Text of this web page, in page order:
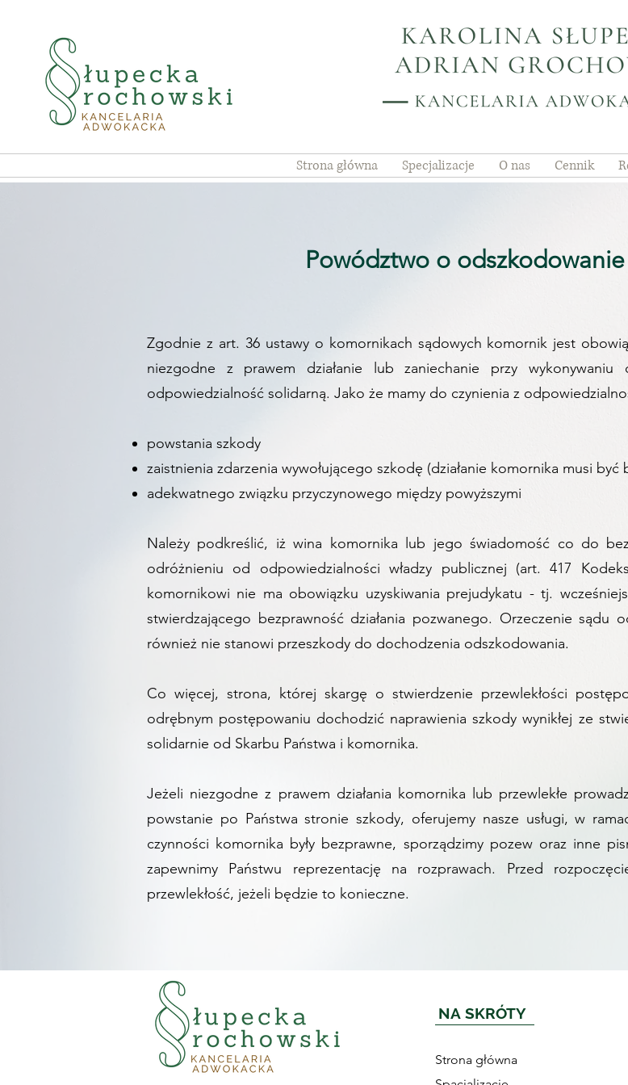
Strona główna Specjalizacje O nas Cennik
Powództwo o
Zgodnie z art. 36 ustawy o komornikach sądowych komornik jest
niezgodne z prawem działanie lub zaniechanie przy
odpowiedzialność solidarną. Jako że mamy do czynienia z
powstania szkody
zaistnienia zdarzenia wywołującego szkodę (działanie komornika musi być
adekwatnego związku przyczynowego między powyższymi
Należy podkreślić, iż wina komornika lub jego świadomość co do
odróżnieniu od odpowiedzialności władzy publicznej (art. 417
komornikowi nie ma obowiązku uzyskiwania prejudykatu - tj.
stwierdzającego bezprawność działania pozwanego. Orzeczenie sądu
również nie stanowi przeszkody do dochodzenia odszkodowania.
Co więcej, strona, której skargę o stwierdzenie przewlekłości
odrębnym postępowaniu dochodzić naprawienia szkody wynikłej ze
solidarnie od Skarbu Państwa i komornika.
Jeżeli niezgodne z prawem działania komornika lub przewlekłe
powstanie po Państwa stronie szkody, oferujemy nasze usługi, w
czynności komornika były bezprawne, sporządzimy pozew oraz inne
zapewnimy Państwu reprezentację na rozprawach. Przed
przewlekłość, jeżeli będzie to konieczne.
NA SKRÓTY
Strona główna